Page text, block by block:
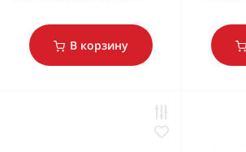
В корзину